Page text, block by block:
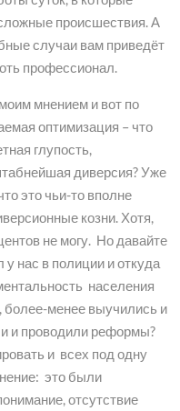
происшествия. А
случаи вам приведёт
профессионал.
мнением и вот по
оптимизация – что
глупость,
диверсия? Уже
это чьи-то вполне
козни. Хотя,
не могу. Но давайте
нас в полиции и откуда
населения
более-менее выучились и
и проводили реформы?
и всех под одну
это были
отсутствие